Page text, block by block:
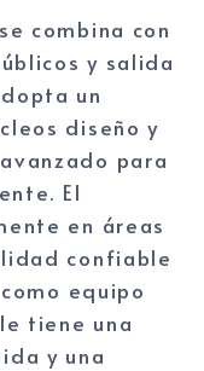
combina con
y salida
un
diseño y
para
El
en áreas
confiable
equipo
tiene una
y una